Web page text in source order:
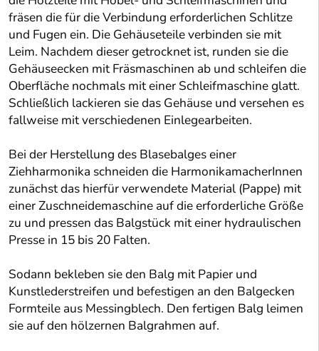
fräsen die für die Verbindung erforderlichen Schlitze
und Fugen ein. Die Gehäuseteile verbinden sie mit
Leim. Nachdem dieser getrocknet ist, runden sie die
Gehäuseecken mit Fräsmaschinen ab und schleifen die
Oberfläche nochmals mit einer Schleifmaschine glatt.
Schließlich lackieren sie das Gehäuse und versehen es
fallweise mit verschiedenen Einlegearbeiten.
Bei der Herstellung des Blasebalges einer
Ziehharmonika schneiden die HarmonikamacherInnen
zunächst das hierfür verwendete Material (Pappe) mit
einer Zuschneidemaschine auf die erforderliche Größe
zu und pressen das Balgstück mit einer hydraulischen
Presse in 15 bis 20 Falten.
Sodann bekleben sie den Balg mit Papier und
Kunstlederstreifen und befestigen an den Balgecken
Formteile aus Messingblech. Den fertigen Balg leimen
sie auf den hölzernen Balgrahmen auf.